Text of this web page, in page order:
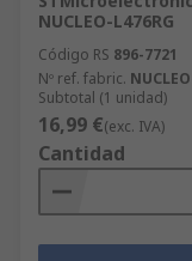
NUCLEO-L476RG
Código RS 896-7721
Nº ref. fabric.
Subtotal (1 unidad)
16,99 €(exc. IVA)
Cantidad